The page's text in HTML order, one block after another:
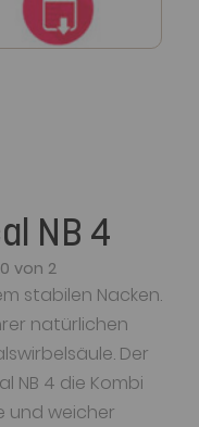
NB 4
von 2
stabilen Nacken.
natürlichen
Der
NB 4 die Kombi
und weicher